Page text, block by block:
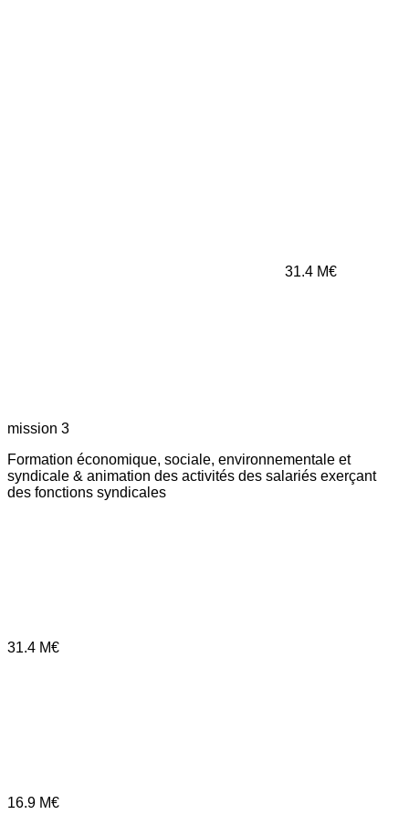
31.4 M€
mission 3
Formation économique, sociale, environnementale et
syndicale & animation des activités des salariés exerçant
des fonctions syndicales
31.4 M€
16.9 M€